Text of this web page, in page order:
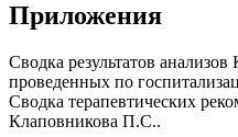
Приложения
Сводка результатов
проведенных по
Сводка терапевтических
Клаповникова П.С..